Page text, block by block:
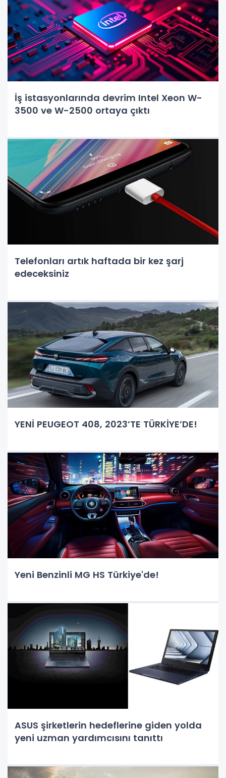
İş istasyonlarında devrim Intel Xeon W-
3500 ve W-2500 ortaya çıktı
Telefonları artık haftada bir kez şarj
edeceksiniz
YENİ PEUGEOT 408, 2023’TE TÜRKİYE’DE!
Yeni Benzinli MG HS Türkiye'de!
ASUS şirketlerin hedeflerine giden yolda
yeni uzman yardımcısını tanıttı